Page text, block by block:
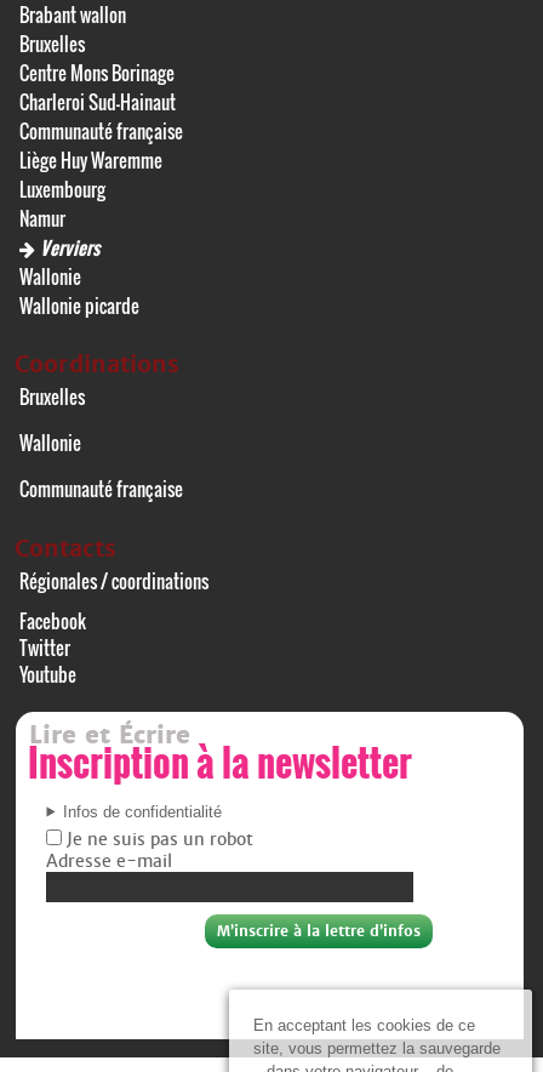
En acceptant les cookies de ce
site, vous permettez la sauvegarde
Brabant wallon
Bruxelles
Centre Mons Borinage
Charleroi Sud-Hainaut
Communauté française
Liège Huy Waremme
Luxembourg
Namur
Verviers
Wallonie
Wallonie picarde
Coordinations
Bruxelles
Wallonie
Communauté française
Contacts
Régionales / coordinations
Facebook
Twitter
Youtube
Lire et Écrire
Inscription à la newsletter
Infos de confidentialité
Je ne suis pas un robot
Adresse e-mail